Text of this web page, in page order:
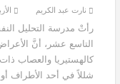
نارت عبد الكريم الأربعاء,
رأتْ مدرسة التحليل
التاسع عشر، أنَّ
كالهستيريا والعصاب
شللاً في أحد الأطراف